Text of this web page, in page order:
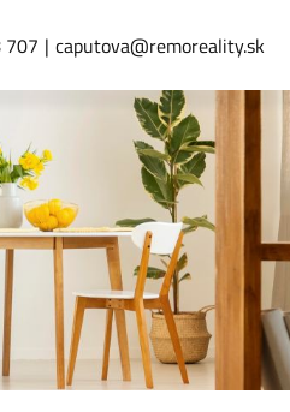
707 caputova@remoreality.sk